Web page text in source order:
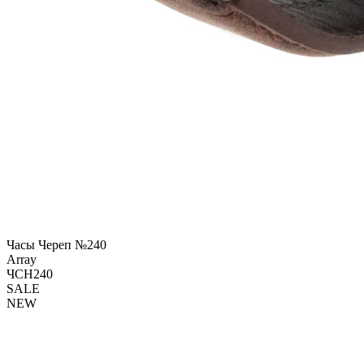
Часы Череп №240
Array
ЧСН240
SALE
NEW